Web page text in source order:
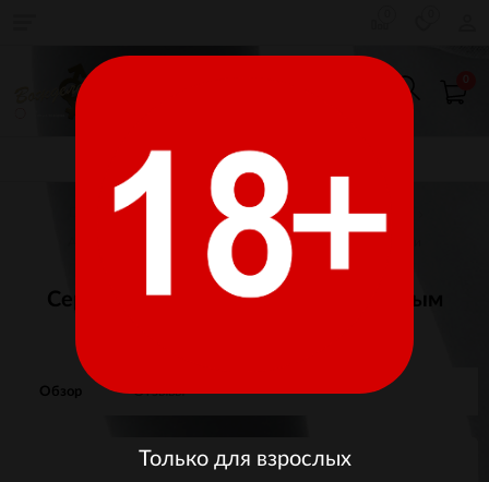
КАТАЛОГ ТОВАРОВ
Только для взрослых
Главная Товары для взрослых Секс-Игрушки
Анальные стимуляторы Пробки, расширители, пони
Серебряная анальная пробка с черным
Обзор Отзывы
Изображения